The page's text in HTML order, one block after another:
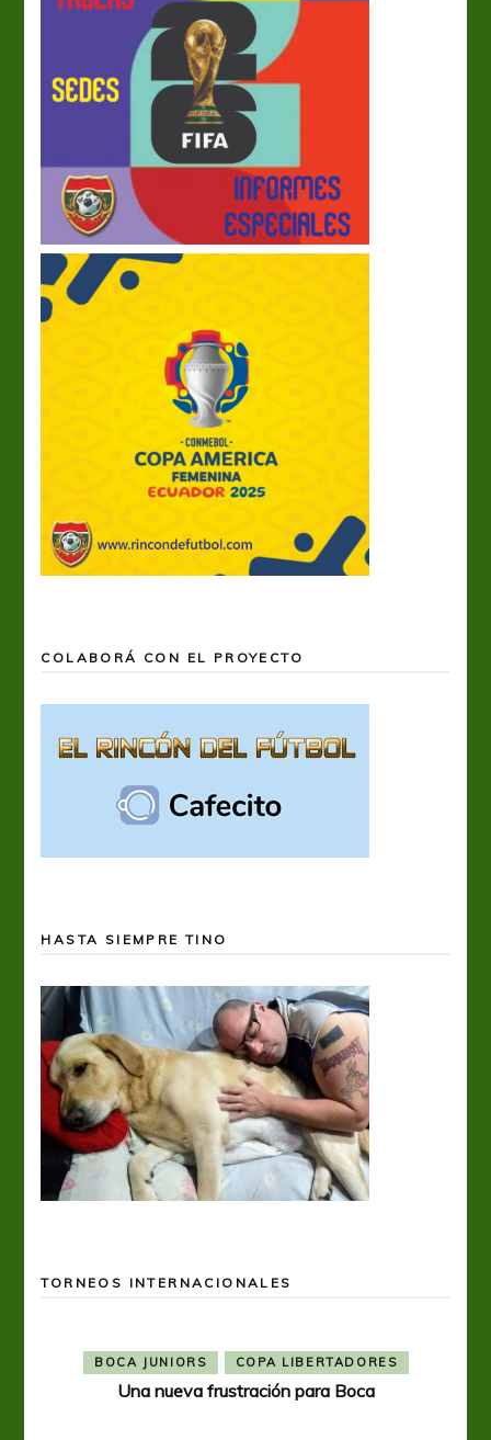
COLABORÁ CON EL PROYECTO
HASTA SIEMPRE TINO
TORNEOS INTERNACIONALES
BOCA JUNIORS COPA LIBERTADORES
Una nueva frustración para Boca